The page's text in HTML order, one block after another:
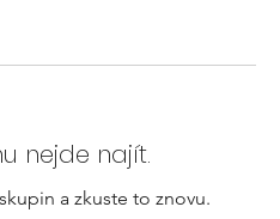
nejde najít.
a zkuste to znovu.